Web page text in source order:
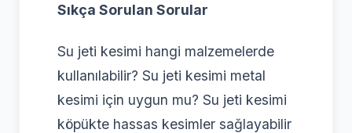
Sıkça Sorulan Sorular
Su jeti kesimi hangi malzemelerde
kullanılabilir? Su jeti kesimi metal
kesimi için uygun mu? Su jeti kesimi
köpükte hassas kesimler sağlayabilir